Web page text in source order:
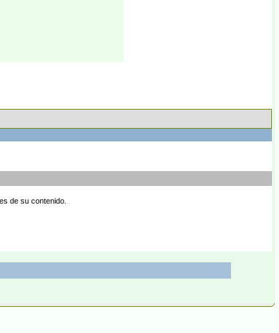
de su contenido.